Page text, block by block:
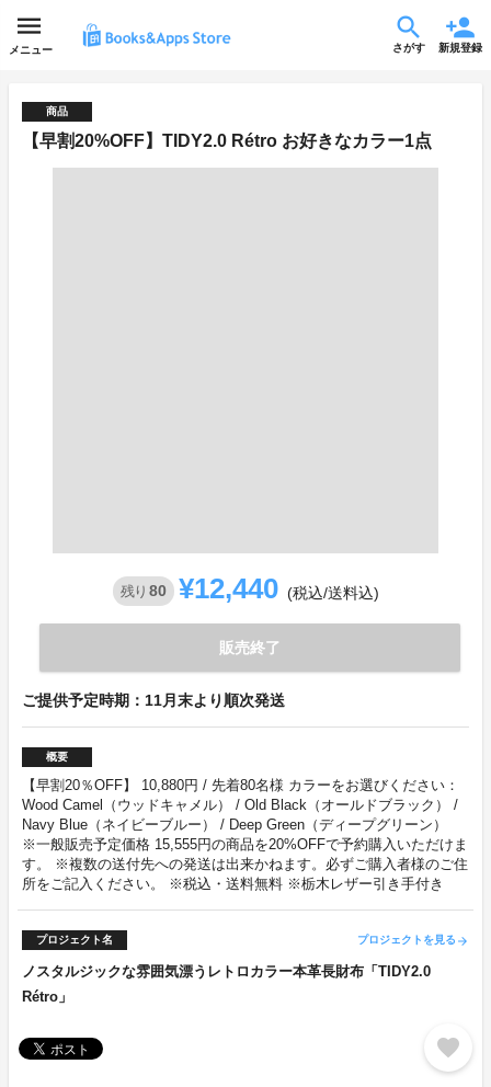
メニュー さがす 新規登録
商品
【早割20%OFF】TIDY2.0 Rétro お好きなカラー1点
残り 80 ¥12,440 (税込/送料込)
販売終了
ご提供予定時期：11月末より順次発送
概要
【早割20％OFF】 10,880円 / 先着80名様 カラーをお選びください：
Wood Camel（ウッドキャメル） / Old Black（オールドブラック） /
Navy Blue（ネイビーブルー） / Deep Green（ディープグリーン）
※一般販売予定価格 15,555円の商品を20%OFFで予約購入いただけま
す。 ※複数の送付先への発送は出来かねます。必ずご購入者様のご住
所をご記入ください。 ※税込・送料無料 ※栃木レザー引き手付き
プロジェクト名 プロジェクトを見る arrow_forward
ノスタルジックな雰囲気漂うレトロカラー本革長財布「TIDY2.0
Rétro」
favorite